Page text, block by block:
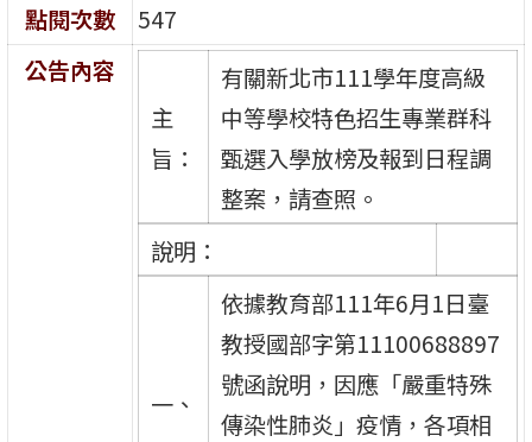
點閱次數
547
公告內容
主
旨：
有關新北市111學年度高級
中等學校特色招生專業群科
甄選入學放榜及報到日程調
整案，請查照。
說明：
一、
依據教育部111年6月1日臺
教授國部字第11100688897
號函說明，因應「嚴重特殊
傳染性肺炎」疫情，各項相